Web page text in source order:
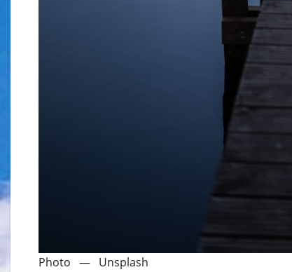
Photo — Unsplash